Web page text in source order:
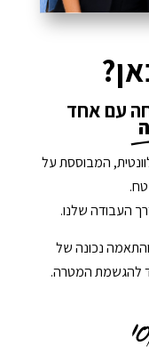
עם אחד
המבוססת על
העבודה שלנו.
והתאמה נכונה של
להגשמת המטרה.